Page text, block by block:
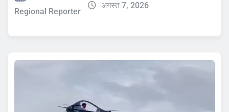
Regional Reporter
अगस्त 7, 2026